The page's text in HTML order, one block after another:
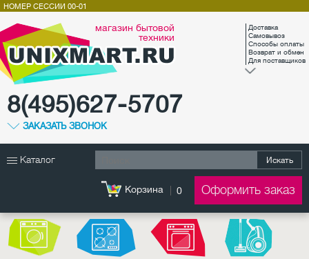
магазин бытовой
техники
8(495)627-5707
ЗАКАЗАТЬ ЗВОНОК
Доставка
Самовывоз
Способы оплаты
Возврат и обмен
Для поставщиков
НОМЕР СЕССИИ 00-01
Каталог Искать
Корзина 0 Оформить заказ